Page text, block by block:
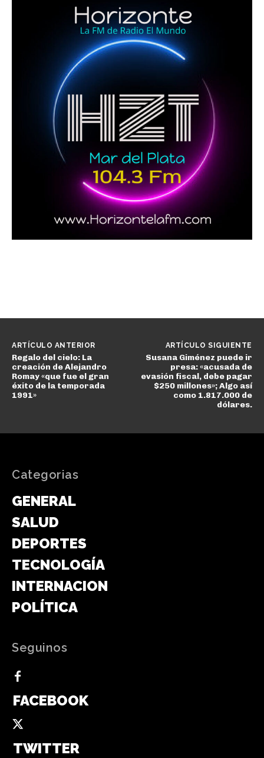
ARTÍCULO ANTERIOR
Regalo del cielo: La
creación de Alejandro
Romay «que fue el gran
éxito de la temporada
1991»
ARTÍCULO SIGUIENTE
Susana Giménez puede ir
presa: «acusada de
evasión fiscal, debe pagar
$250 millones»; Algo así
como 1.817.000 de
dólares.
Categorias
GENERAL
SALUD
DEPORTES
TECNOLOGÍA
INTERNACIONAL
POLÍTICA
Seguinos
FACEBOOK
TWITTER